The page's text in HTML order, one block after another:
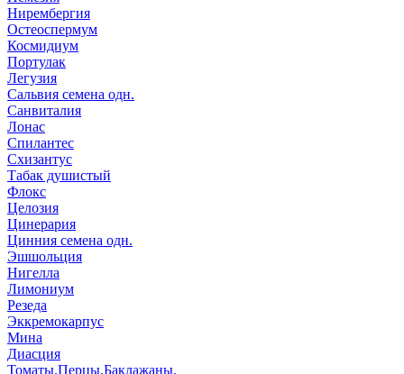
Нирембергия
Остеоспермум
Космидиум
Портулак
Легузия
Сальвия семена одн.
Санвиталия
Лонас
Спилантес
Схизантус
Табак душистый
Флокс
Целозия
Цинерария
Цинния семена одн.
Эшшольция
Нигелла
Лимониум
Резеда
Эккремокарпус
Мина
Диасция
Томаты.Перцы.Баклажаны.